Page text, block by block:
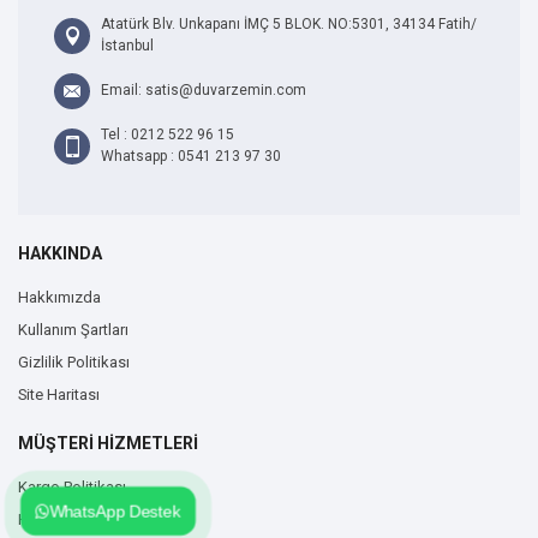
Atatürk Blv. Unkapanı İMÇ 5 BLOK. NO:5301, 34134 Fatih/
İstanbul
Email: satis@duvarzemin.com
Tel : 0212 522 96 15
Whatsapp : 0541 213 97 30
HAKKINDA
Hakkımızda
Kullanım Şartları
Gizlilik Politikası
Site Haritası
MÜŞTERİ HİZMETLERİ
Kargo Politikası
HesabımWhatsApp Destek